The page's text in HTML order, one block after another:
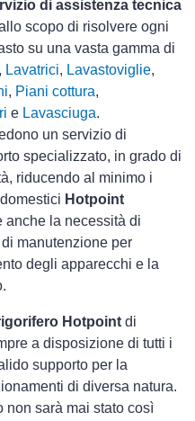
di assistenza tecnica
scopo di risolvere ogni
su una vasta gamma di
Lavatrici, Lavastoviglie,
, Piani cottura,
e Lavasciuga.
un servizio di
specializzato, in grado di
riducendo al minimo i
Hotpoint
anche la necessità di
manutenzione per
degli apparecchi e la
Hotpoint di
a disposizione di tutti i
supporto per la
di diversa natura.
non sarà mai stato così